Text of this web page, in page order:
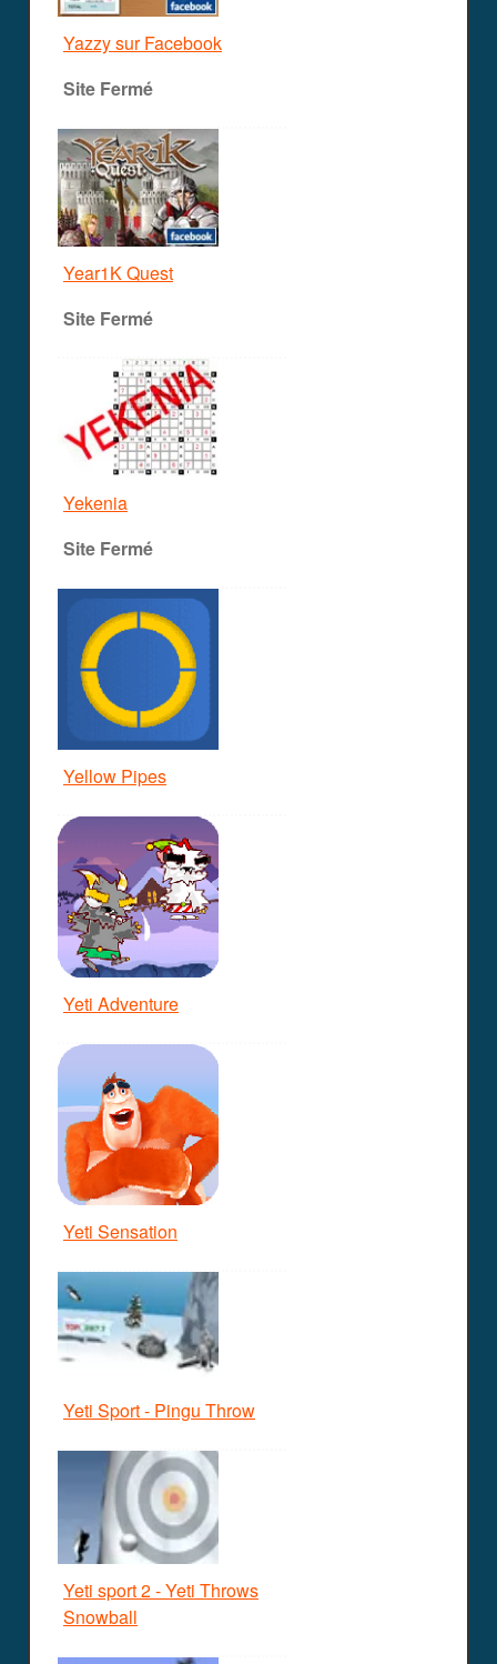
Yazzy sur Facebook
Site Fermé
Year1K Quest
Site Fermé
Yekenia
Site Fermé
Yellow Pipes
Yeti Adventure
Yeti Sensation
Yeti Sport - Pingu Throw
Yeti sport 2 - Yeti Throws
Snowball